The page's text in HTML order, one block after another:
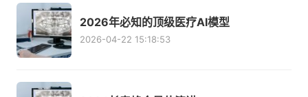
2026年必知的顶级医疗AI模型
2026-04-22 15:18:53